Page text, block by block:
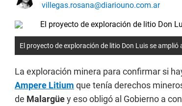
villegas.rosana@diariouno.com.ar
El proyecto de exploración de litio Don Luis se
La exploración minera para confirmar si
Ampere Litium que tenía derechos
de Malargüey eso obligó al Gobierno a